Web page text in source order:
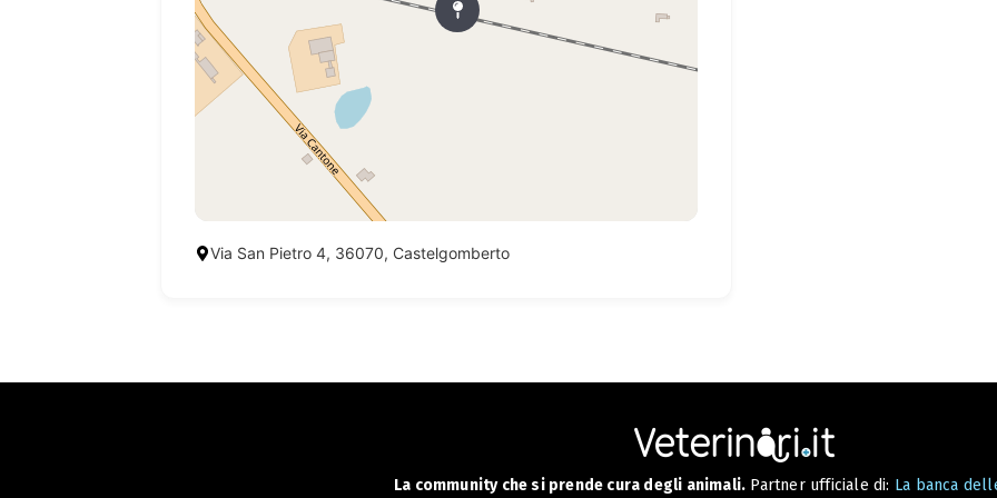
Via San Pietro 4, 36070, Castelgomberto
La community che si prende cura degli animali. Partner ufficiale di: La banca